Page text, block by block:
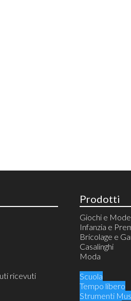
ricevuti
Prodotti
Giochi e
Infanzia e
Bricolage e
Casalinghi
Moda
Scuola
Tempo libero
Strumenti